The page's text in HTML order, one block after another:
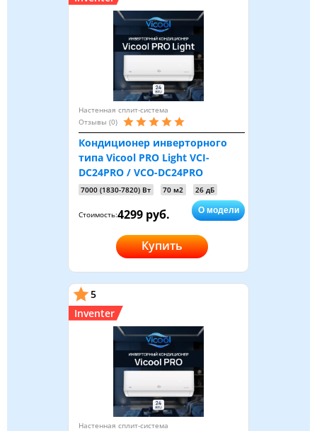
Настенная сплит-система
Отзывы (0)
Кондиционер инверторного
типа Vicool PRO Light VCI-
DC24PRO / VCO-DC24PRO
7000 (1830-7820) Вт 70 м2 26 дБ
Стоимость:4299 руб. О модели
Купить
5
Inventer
Настенная сплит-система